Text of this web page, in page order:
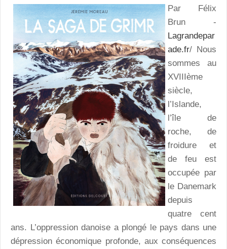
Par Félix
Brun -
Lagrandepar
ade.fr/ Nous
sommes au
XVIIIème
siècle,
l’Islande,
l’île de
roche, de
froidure et
de feu est
occupée par
le Danemark
depuis
quatre cent
ans. L’oppression danoise a plongé le pays dans une
dépression économique profonde, aux conséquences